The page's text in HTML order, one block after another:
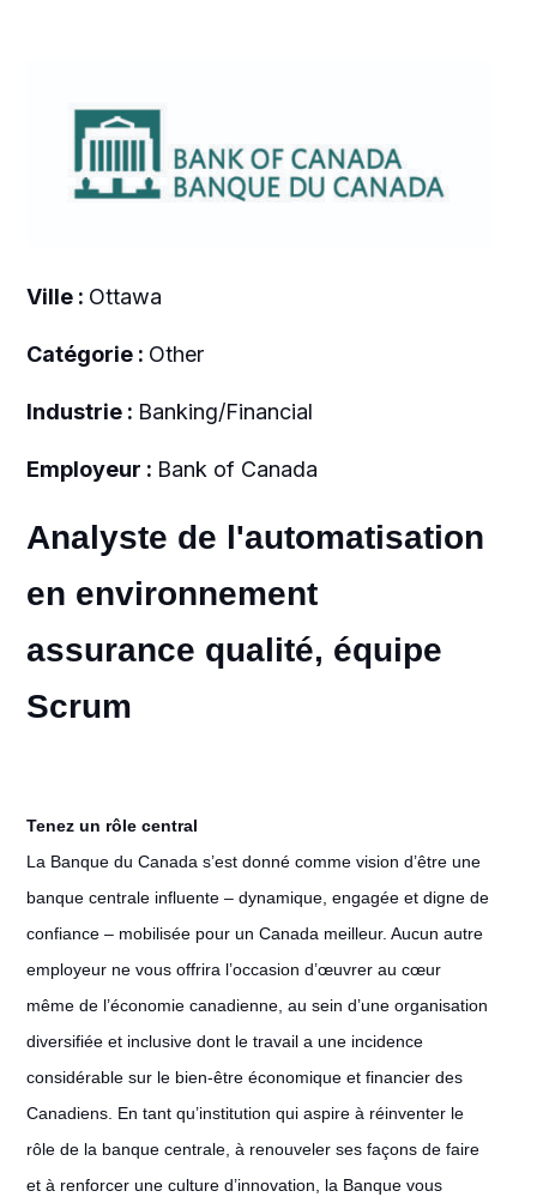
Ville : Ottawa
Catégorie : Other
Industrie : Banking/Financial
Employeur : Bank of Canada
Analyste de l'automatisation
en environnement
assurance qualité, équipe
Scrum
Tenez un rôle central
La Banque du Canada s’est donné comme vision d’être une
banque centrale influente – dynamique, engagée et digne de
confiance – mobilisée pour un Canada meilleur. Aucun autre
employeur ne vous offrira l’occasion d’œuvrer au cœur
même de l’économie canadienne, au sein d’une organisation
diversifiée et inclusive dont le travail a une incidence
considérable sur le bien-être économique et financier des
Canadiens. En tant qu’institution qui aspire à réinventer le
rôle de la banque centrale, à renouveler ses façons de faire
et à renforcer une culture d’innovation, la Banque vous